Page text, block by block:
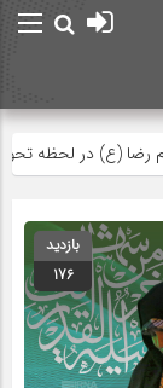
(ع) در لحظه تحویل
بازدید
176